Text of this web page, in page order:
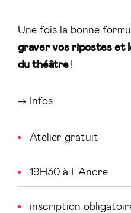
Une fois la bonne
graver vos ripostes et
du théâtre!
→ Infos
Atelier gratuit
19H30 à L'Ancre
inscription